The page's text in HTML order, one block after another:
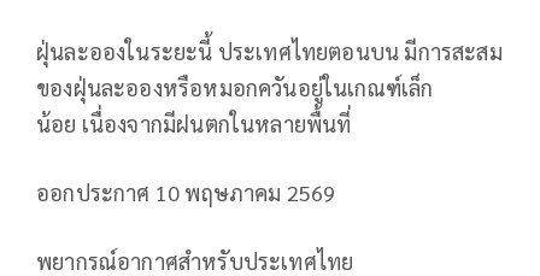
ฝุ่นละอองในระยะนี้ ประเทศไทยตอนบน มีการสะสม
ของฝุ่นละอองหรือหมอกควันอยู่ในเกณฑ์เล็ก
น้อย เนื่องจากมีฝนตกในหลายพื้นที่
ออกประกาศ 10 พฤษภาคม 2569
พยากรณ์อากาศสำหรับประเทศไทย